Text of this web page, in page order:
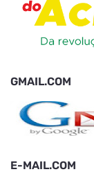
GMAIL.COM
E-MAIL.COM